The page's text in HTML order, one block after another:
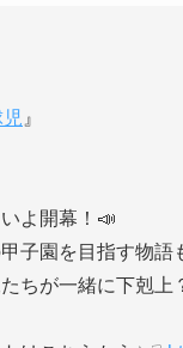
』
よ開幕！📣
子園を目指す物語
ちが一緒に下剋上